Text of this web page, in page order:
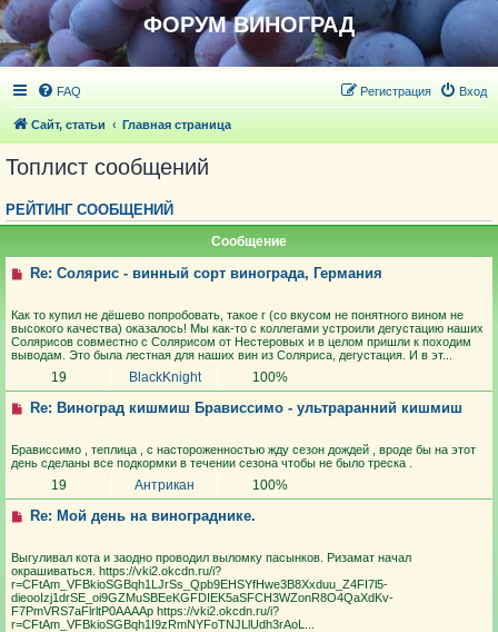
ФОРУМ ВИНОГРАД
FAQ Вход
Регистрация
Сайт, статьи Главная страница
Топлист сообщений
РЕЙТИНГ СООБЩЕНИЙ
Сообщение
Re: Солярис - винный сорт винограда, Германия
Как то купил не дёшево попробовать, такое г (со вкусом не понятного вином не
высокого качества) оказалось! Мы как-то с коллегами устроили дегустацию наших
Солярисов совместно с Солярисом от Нестеровых и в целом пришли к походим
выводам. Это была лестная для наших вин из Соляриса, дегустация. И в эт...
19 BlackKnight 100%
Re: Виноград кишмиш Брависсимо - ультраранний кишмиш
Брависсимо , теплица , с настороженностью жду сезон дождей , вроде бы на этот
день сделаны все подкормки в течении сезона чтобы не было треска .
19 Антрикан 100%
Re: Мой день на винограднике.
Выгуливал кота и заодно проводил выломку пасынков. Ризамат начал
окрашиваться. https://vki2.okcdn.ru/i?
r=CFtAm_VFBkioSGBqh1LJrSs_Qpb9EHSYfHwe3B8Xxduu_Z4FI7l5-
dieooIzj1drSE_oi9GZMuSBEeKGFDIEK5aSFCH3WZonR8O4QaXdKv-
F7PmVRS7aFlrltP0AAAAp https://vki2.okcdn.ru/i?
r=CFtAm_VFBkioSGBqh1I9zRmNYFoTNJLlUdh3rAoL...